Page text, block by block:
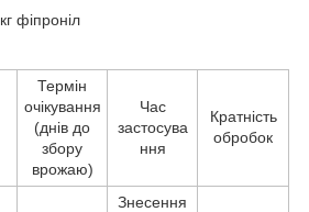
фіпроніл
Термін
очікування
(днів до
збору
врожаю)
Час
застосува
ння
Кратність
обробок
Знесення